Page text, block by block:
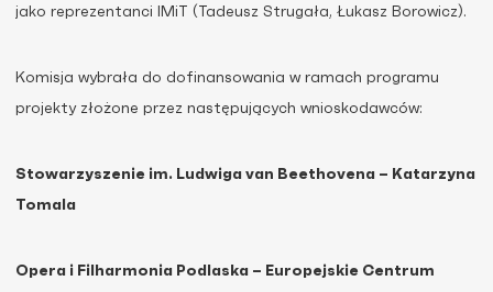
jako reprezentanci IMiT (Tadeusz Strugała, Łukasz Borowicz).
Komisja wybrała do dofinansowania w ramach programu
projekty złożone przez następujących wnioskodawców:
Stowarzyszenie im. Ludwiga van Beethovena – Katarzyna
Tomala
Opera i Filharmonia Podlaska – Europejskie Centrum